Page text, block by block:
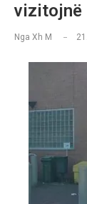
vizitojnë
Nga Xh M